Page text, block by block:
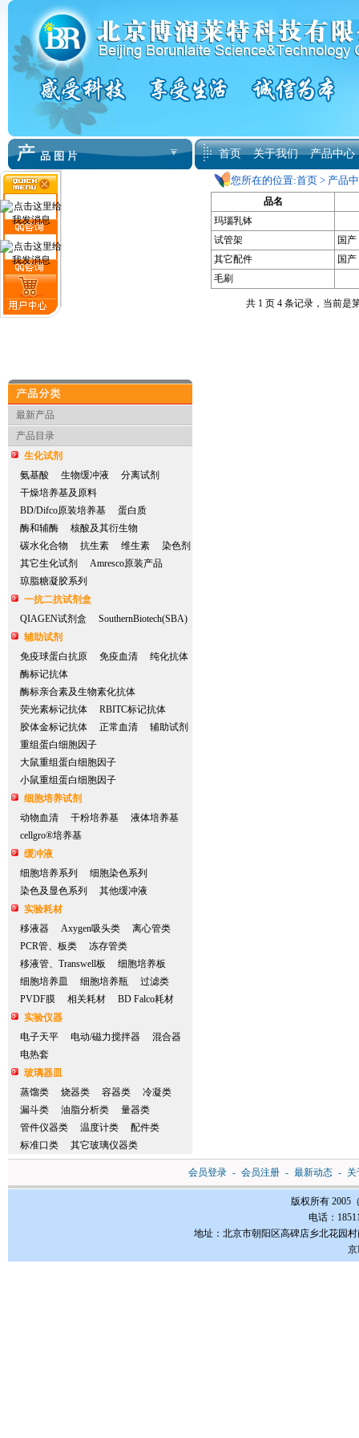
首页 关于我们 产品中心
产品分类
最新产品
产品目录
生化试剂
氨基酸
生物缓冲液
分离试剂
干燥培养基及原料
BD/Difco原装培养基
蛋白质
酶和辅酶
核酸及其衍生物
碳水化合物
抗生素 维生素
染色剂
其它生化试剂
Amresco原装产品
琼脂糖凝胶系列
一抗二抗试剂盒
QIAGEN试剂盒
SouthernBiotech(SBA)
辅助试剂
免疫球蛋白抗原
免疫血清
纯化抗体
酶标记抗体
酶标亲合素及生物素化抗体
荧光素标记抗体
RBITC标记抗体
胶体金标记抗体
正常血清
辅助试剂
重组蛋白细胞因子
大鼠重组蛋白细胞因子
小鼠重组蛋白细胞因子
细胞培养试剂
动物血清
干粉培养基
液体培养基
cellgro®培养基
缓冲液
细胞培养系列
细胞染色系列
染色及显色系列
其他缓冲液
实验耗材
移液器
Axygen吸头类
离心管类
PCR管、板类
冻存管类
移液管、Transwell板
细胞培养板
细胞培养皿
细胞培养瓶
过滤类
PVDF膜
相关耗材
BD Falco耗材
实验仪器
电子天平
电动/磁力搅拌器
混合器
电热套
玻璃器皿
蒸馏类
烧器类 容器类
冷凝类
漏斗类
油脂分析类
量器类
管件仪器类
温度计类
配件类
标准口类
其它玻璃仪器类
您所在的位置:首页 > 产品
品名
玛瑙乳钵
试管架
国产
其它配件
国产
毛刷
共 1 页 4 条记录，当前是
会员登录 - 会员注册 - 最新动态 - 关
版权所有 2005
电话：
地址：北京市朝阳区高碑店乡北花园村
京